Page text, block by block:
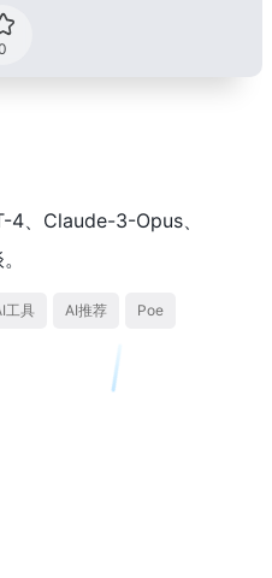
4、Claude-3-Opus、
工具 AI推荐 Poe